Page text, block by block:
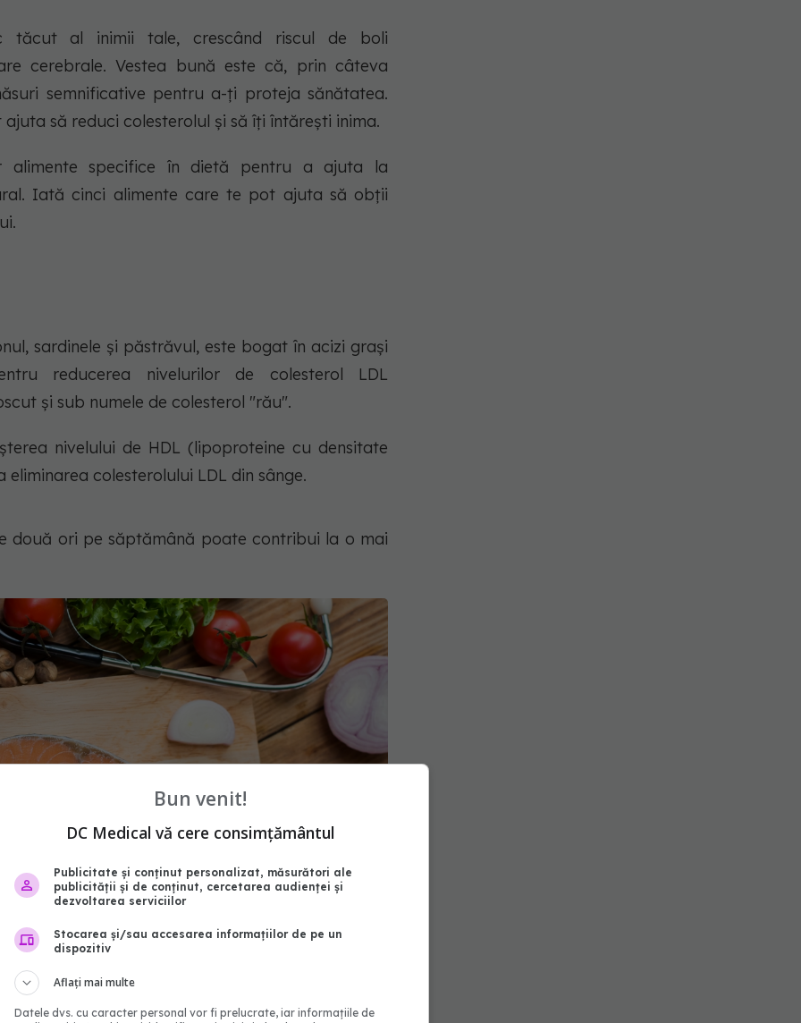
tăcut al inimii tale, crescând riscul de boli
cerebrale. Vestea bună este că, prin câteva
semnificative pentru a-ți proteja sănătatea.
să reduci colesterolul și să îți întărești inima.
alimente specifice în dietă pentru a ajuta la
Iată cinci alimente care te pot ajuta să obții
sardinele și păstrăvul, este bogat în acizi grași
reducerea nivelurilor de colesterol LDL
și sub numele de colesterol "rău".
nivelului de HDL (lipoproteine cu densitate
colesterolului LDL din sânge.
două ori pe săptămână poate contribui la o mai
Bun venit!
DC Medical vă cere consimțământul
Publicitate și conținut personalizat, măsurători ale
publicității și de conținut, cercetarea audienței și
dezvoltarea serviciilor
Stocarea și/sau accesarea informațiilor de pe un
dispozitiv
Aflați mai multe
Datele dvs. cu caracter personal vor fi prelucrate, iar informațiile de